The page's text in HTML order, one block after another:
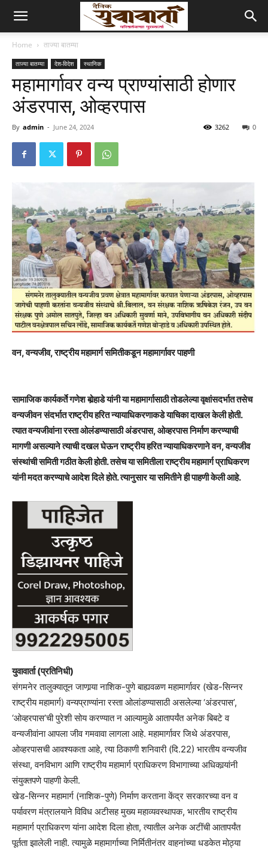
Home ताज्या बातम्या
ताज्या बातम्या देश-विदेश स्थानिक
महामार्गावर वन्य प्राण्यांसाठी होणार
अंडरपास, ओव्हरपास
By admin - June 24, 2024 0
3262
वन, वन्यजीव, राष्ट्रीय महामार्ग समितीकडून महामार्गावर पाहणी
सामाजिक कार्यकर्ते गणेश बोर्‍हाडे यांनी या महामार्गासाठी तोडलेल्या वृक्षांसदर्भात तसेच
वन्यजीवन संदर्भात राष्ट्रीय हरित न्यायाधिकरणाकडे याचिका दाखल केली होती.
त्यात वन्यजीवांना रस्ता ओलंडण्यासाठी अंडरपास, ओव्हरपास निर्माण करण्याची
मागणी असल्याने त्याची दखल घेऊन राष्ट्रीय हरित न्यायाधिकरणाने वन, वन्यजीव
संस्थांची समिती गठीत केली होती. तसेच या समितीला राष्ट्रीय महामार्ग प्राधिकरण
यांनी मदत करण्याचे आदेश दिले होते. त्यानुसार या समितीने ही पाहणी केली आहे.
युवावार्ता (प्रतिनिधी)
संगमनेर तालुक्यातून जाणार्‍या नाशिक-पुणे बाह्यवळण महामार्गावर (खेड-सिन्नर
राष्ट्रीय महामार्ग) वन्यप्राण्यांना रस्ता ओलांडण्यासाठी असलेल्या ‘अंडरपास’,
‘ओव्हरपास’ची पुरेशी सोय करण्यात न आल्यामुळे आतापर्यंत अनेक बिबटे व
वन्यजीवांना आपला जीव गमवावा लागला आहे. महामार्गावर जिथे अंडरपास,
ओव्हरपासची आवश्यकता आहे, त्या ठिकाणी शनिवारी (दि.22) भारतीय वन्यजीव
संस्था, वनविभाग आणि राष्ट्रीय महामार्ग प्राधिकरण विभागाच्या अधिकार्‍यांनी
संयुक्तपणे पाहणी केली.
खेड-सिन्नर महामार्ग (नाशिक-पुणे) निर्माण करताना केंद्र सरकारच्या वन व
पर्यावरण मंत्रालयाने विविध अटीसह मुख्य महाव्यवस्थापक, भारतीय राष्ट्रीय
महामार्ग प्राधिकरण यांना आदेश दिला होता, त्यातील अनेक अटींची आतापर्यंत
पूर्तता झालेली नाही. त्यामुळे महामार्गाच्या निर्मितीनंतर वाहनांच्या धडकेत मोठ्या